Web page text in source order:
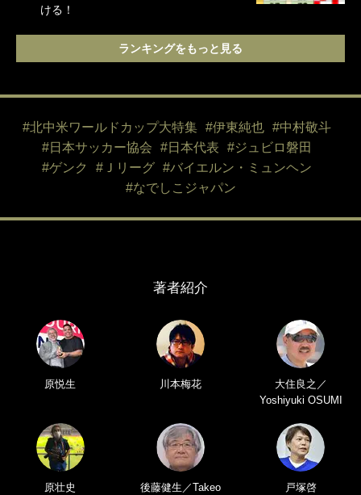
ける！
ランキングをもっと見る
#北中米ワールドカップ大特集 #伊東純也
#中村敬斗
#日本サッカー協会
#日本代表
#ジュビロ磐田
#ゲンク
#Ｊリーグ
#バイエルン・ミュンヘン
#なでしこジャパン
著者紹介
原悦生 川本梅花
大住良之／
Yoshiyuki OSUMI
原壮史
後藤健生／Takeo
戸塚啓